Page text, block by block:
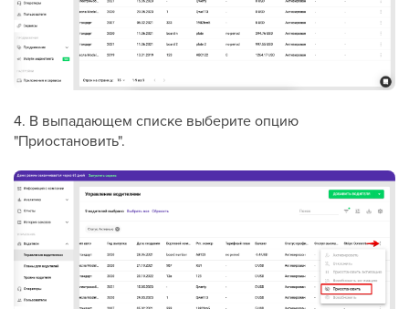
4. В выпадающем списке выберите опцию
"Приостановить".